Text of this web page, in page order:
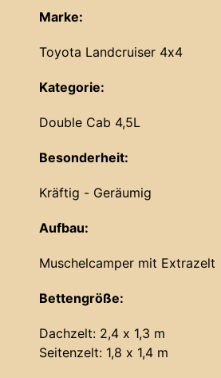
Marke:
Toyota Landcruiser 4x4
Kategorie:
Double Cab 4,5L
Besonderheit:
Kräftig - Geräumig
Aufbau:
Muschelcamper mit Extrazelt
Bettengröße:
Dachzelt: 2,4 x 1,3 m
Seitenzelt: 1,8 x 1,4 m